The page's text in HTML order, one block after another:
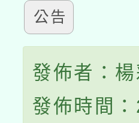
公告
發佈者：楊
發佈時間